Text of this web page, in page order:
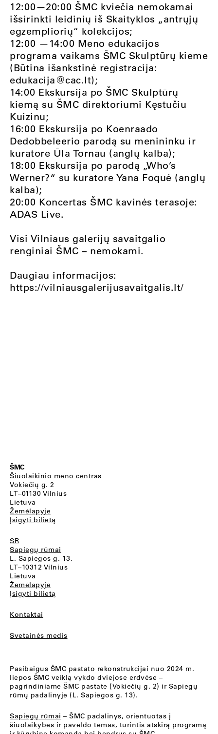
12:00—20:00 ŠMC kviečia nemokamai
išsirinkti leidinių iš Skaityklos „antrųjų
egzempliorių“ kolekcijos;
12:00 —14:00 Meno edukacijos
programa vaikams ŠMC Skulptūrų kieme
(Būtina išankstinė registracija:
edukacija@cac.lt);
14:00 Ekskursija po ŠMC Skulptūrų
kiemą su ŠMC direktoriumi Kęstučiu
Kuizinu;
16:00 Ekskursija po Koenraado
Dedobbeleerio parodą su menininku ir
kuratore Ūla Tornau (anglų kalba);
18:00 Ekskursija po parodą „Who’s
Werner?“ su kuratore Yana Foqué (anglų
kalba);
20:00 Koncertas ŠMC kavinės terasoje:
ADAS Live.
Visi Vilniaus galerijų savaitgalio
renginiai ŠMC – nemokami.
Daugiau informacijos:
https://vilniausgalerijusavaitgalis.lt/
ŠMC
Šiuolaikinio meno centras
Vokiečių g. 2
LT–01130 Vilnius
Lietuva
Žemėlapyje
Įsigyti bilietą
SR
Sapiegų rūmai
L. Sapiegos g. 13,
LT–10312 Vilnius
Lietuva
Žemėlapyje
Įsigyti bilietą
Kontaktai
Svetainės medis
Pasibaigus ŠMC pastato rekonstrukcijai nuo 2024 m.
liepos ŠMC veiklą vykdo dviejose erdvėse –
pagrindiniame ŠMC pastate (Vokiečių g. 2) ir Sapiegų
rūmų padalinyje (L. Sapiegos g. 13).
Sapiegų rūmai – ŠMC padalinys, orientuotas į
šiuolaikybės ir paveldo temas, turintis atskirą programą